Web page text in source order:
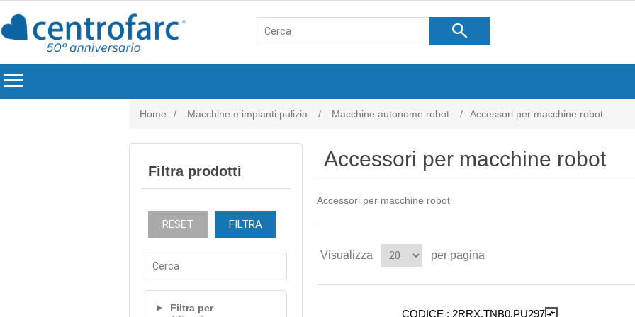
search
menu
Home / Macchine e impianti pulizia / Macchine autonome robot / Accessori per macchine robot
Filtra prodotti
RESET FILTRA
Filtra per
Accessori per macchine robot
Accessori per macchine robot
Visualizza per pagina
CODICE : 2RRX.TNB0.PU297 compare_arrows